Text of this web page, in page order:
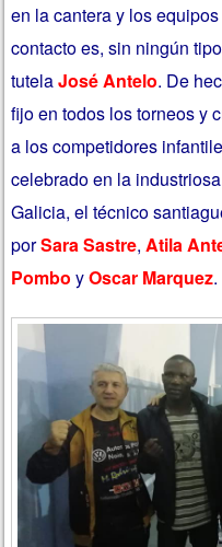
en la cantera y los
contacto es, sin ningún
tutelaJosé Antelo. De
fijo en todos los torneos y
a los competidores
celebrado en la
Galicia, el técnico
porSara Sastre,Atila
Pombo yOscar Marquez.